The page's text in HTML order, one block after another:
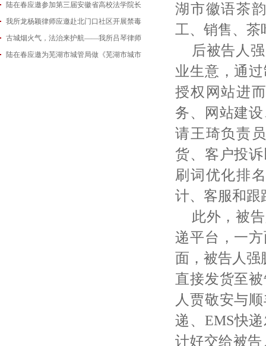
2026-07-01
陆在春应邀参加第三届安徽省高校法学院长
2026-06-29
我所龙杨颖律师应邀赴北门口社区开展禁毒
2026-06-18
古城烟火气，法治来护航——我所吕琴律师
2026-05-21
陆在春应邀为芜湖市城管局做《芜湖市城市
湖市徽语茶
工、销售、茶
后被告人
业生意，通
授权网站进
务、网站建
请王琦负责
货、客户投
刷词优化排
计、客服和跟
此外，被
递平台，一
面，被告人强
直接发货至
人贾敬安与
递、EMS快
计好交给被